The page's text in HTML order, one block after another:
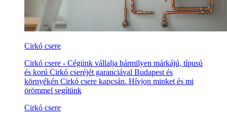
Cirkó csere
Cirkó csere - Cégünk vállalja bármilyen márkájú, típusú
és korú Cirkó cseréjét garanciával Budapest és
környékén Cirkó csere kapcsán. Hívjon minket és mi
örömmel segítünk
Cirkó csere